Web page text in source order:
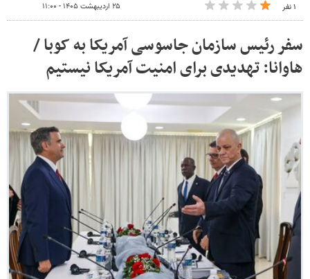
۱ نفر ۲۵ اردیبهشت ۱۴۰۵ - ۱۱:۰۰
سفر رئیس سازمان جاسوسی آمریکا به کوبا /
هاوانا: تهدیدی برای امنیت آمریکا نیستیم